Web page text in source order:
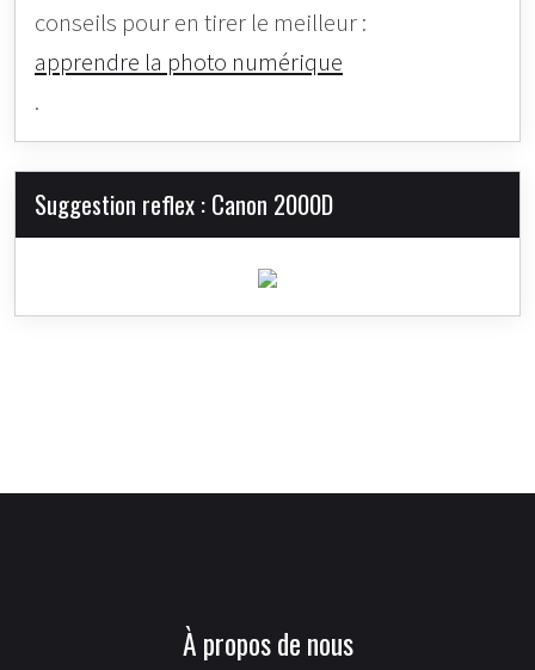
conseils pour en tirer le meilleur :
apprendre la photo numérique
.
Suggestion reflex : Canon 2000D
À propos de nous